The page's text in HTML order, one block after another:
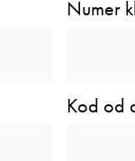
Numer
Kod od